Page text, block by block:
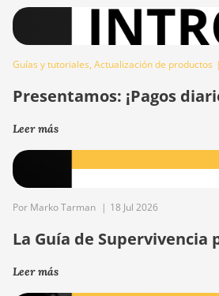
Guías y tutoriales, Actualización de productos |
Presentamos: ¡Pagos
Leer más
Por Marko Tarman | 18 Jul 2026
La Guía de Supervivencia
Leer más